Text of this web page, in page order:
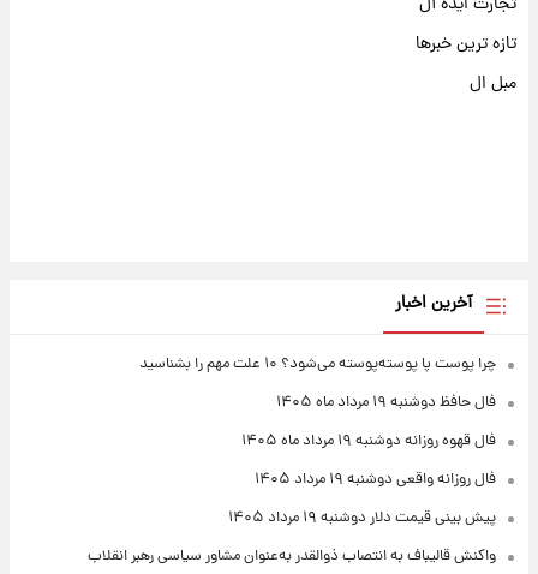
تازه ترین خبرها
مبل ال
آخرین اخبار
چرا پوست پا پوسته‌پوسته می‌شود؟ ۱۰ علت مهم را بشناسید
فال حافظ دوشنبه ۱۹ مرداد ماه ۱۴۰۵
فال قهوه روزانه دوشنبه ۱۹ مرداد ماه ۱۴۰۵
فال روزانه واقعی دوشنبه ۱۹ مرداد ۱۴۰۵
پیش‌ بینی قیمت دلار دوشنبه ۱۹ مرداد ۱۴۰۵
واکنش قالیباف به انتصاب ذوالقدر به‌عنوان مشاور سیاسی رهبر انقلاب